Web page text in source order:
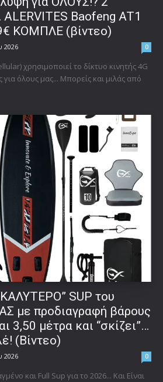
Baofeng AT1
ΚΟΜΠΛΕ (βίντεο)
2026 0
χρησιμοποιεί το δίκτυο κινητής 4G
για όλους μας... Μπορείς και μιλάς από
SUP του
με προδιαγραφή βάρους
3,50 μέτρα και “σκίζει”…
(Βίντεο)
2026 0
και Full Sup για το 2026... Και Είναι